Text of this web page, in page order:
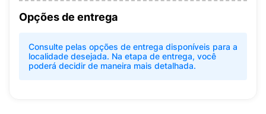
Opções de entrega
Consulte pelas opções de entrega disponíveis para a
localidade desejada. Na etapa de entrega, você
poderá decidir de maneira mais detalhada.